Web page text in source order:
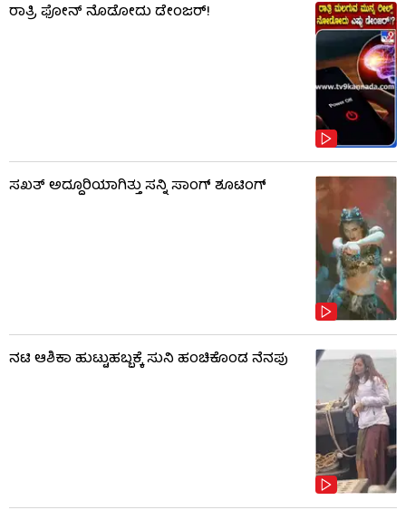
ರಾತ್ರಿ ಫೋನ್​​ ನೊಡೋದು ಡೇಂಜರ್!
ಸಖತ್ ಅದ್ದೂರಿಯಾಗಿತ್ತು ಸನ್ನಿ ಸಾಂಗ್ ಶೂಟಿಂಗ್
ನಟಿ ಆಶಿಕಾ ಹುಟ್ಟುಹಬ್ಬಕ್ಕೆ ಸುನಿ ಹಂಚಿಕೊಂಡ ನೆನಪು